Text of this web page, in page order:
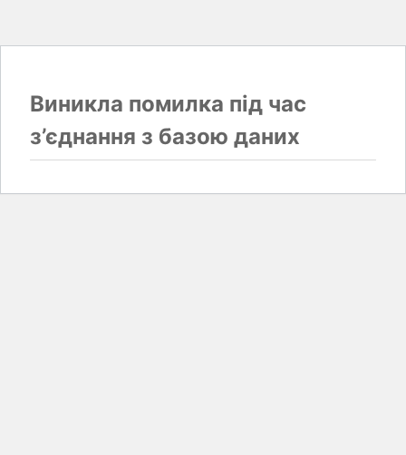
Виникла помилка під час
з’єднання з базою даних